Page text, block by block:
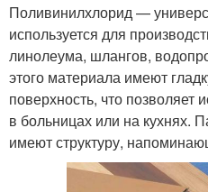
Поливинилхлорид —
используется для
линолеума, шлангов,
этого материала имеют
поверхность, что позволяет
в больницах или на кухнях.
имеют структуру,